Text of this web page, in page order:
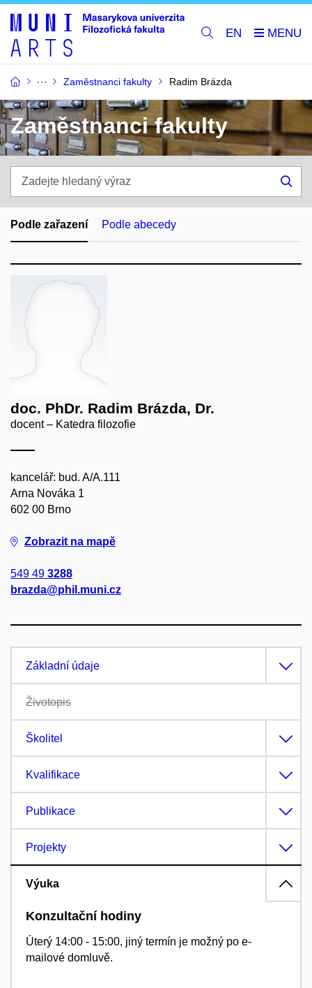
EN
Zaměstnanci fakulty Radim Brázda
Zaměstnanci fakulty
hledaný
výraz
Podle zařazení Podle abecedy
doc. PhDr. Radim Brázda, Dr.
docent – Katedra filozofie
kancelář: bud. A/A.111
Arna Nováka 1
602 00 Brno
Zobrazit na mapě
549 49 3288
brazda@phil.muni.cz
Základní údaje
Životopis
Školitel
Kvalifikace
Publikace
Projekty
Výuka
Konzultační hodiny
Úterý 14:00 - 15:00, jiný termín je možný po e-
mailové domluvě.